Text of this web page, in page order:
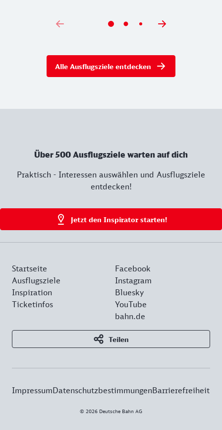
Alle Ausflugsziele entdecken
Über 500 Ausflugsziele warten auf dich
Praktisch - Interessen auswählen und Ausflugsziele
entdecken!
Jetzt den Inspirator starten!
Startseite
Ausflugsziele
Inspiration
Ticketinfos
Facebook
Instagram
Bluesky
YouTube
bahn.de
Teilen
ImpressumDatenschutzbestimmungenBarrierefreiheit
© 2026 Deutsche Bahn AG